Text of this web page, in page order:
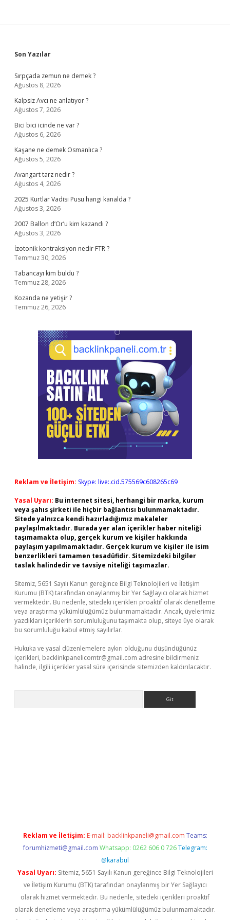
Sidebar
Son Yazılar
Sırpçada zemun ne demek ?
Ağustos 8, 2026
Kalpsiz Avcı ne anlatıyor ?
Ağustos 7, 2026
Bici bici icinde ne var ?
Ağustos 6, 2026
Kaşane ne demek Osmanlıca ?
Ağustos 5, 2026
Avangart tarz nedir ?
Ağustos 4, 2026
2025 Kurtlar Vadisi Pusu hangi kanalda ?
Ağustos 3, 2026
2007 Ballon d’Or’u kim kazandı ?
Ağustos 3, 2026
İzotonik kontraksiyon nedir FTR ?
Temmuz 30, 2026
Tabancayı kim buldu ?
Temmuz 28, 2026
Kozanda ne yetişir ?
Temmuz 26, 2026
Reklam ve İletişim: Skype: live:.cid.575569c608265c69
Yasal Uyarı: Bu internet sitesi, herhangi bir marka, kurum
veya şahıs şirketi ile hiçbir bağlantısı bulunmamaktadır.
Sitede yalnızca kendi hazırladığımız makaleler
paylaşılmaktadır. Burada yer alan içerikler haber niteliği
taşımamakta olup, gerçek kurum ve kişiler hakkında
paylaşım yapılmamaktadır. Gerçek kurum ve kişiler ile isim
benzerlikleri tamamen tesadüfidir. Sitemizdeki bilgiler
taslak halindedir ve tavsiye niteliği taşımazlar.
Sitemiz, 5651 Sayılı Kanun gereğince Bilgi Teknolojileri ve İletişim
Kurumu (BTK) tarafından onaylanmış bir Yer Sağlayıcı olarak hizmet
vermektedir. Bu nedenle, sitedeki içerikleri proaktif olarak denetleme
veya araştırma yükümlülüğümüz bulunmamaktadır. Ancak, üyelerimiz
yazdıkları içeriklerin sorumluluğunu taşımakta olup, siteye üye olarak
bu sorumluluğu kabul etmiş sayılırlar.
Hukuka ve yasal düzenlemelere aykırı olduğunu düşündüğünüz
içerikleri, backlinkpanelicomtr@gmail.com adresine bildirmeniz
halinde, ilgili içerikler yasal süre içerisinde sitemizden kaldırılacaktır.
Reklam ve İletişim: E-mail: backlinkpaneli@gmail.com Teams:
forumhizmeti@gmail.com Whatsapp: 0262 606 0 726 Telegram:
@karabul
Yasal Uyarı: Sitemiz, 5651 Sayılı Kanun gereğince Bilgi Teknolojileri
ve İletişim Kurumu (BTK) tarafından onaylanmış bir Yer Sağlayıcı
olarak hizmet vermektedir. Bu nedenle, sitedeki içerikleri proaktif
olarak denetleme veya araştırma yükümlülüğümüz bulunmamaktadır.